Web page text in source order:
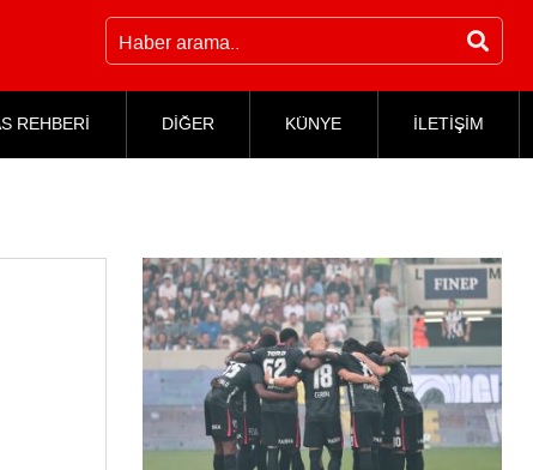
REHBERİ DİĞER KÜNYE İLETİŞİM